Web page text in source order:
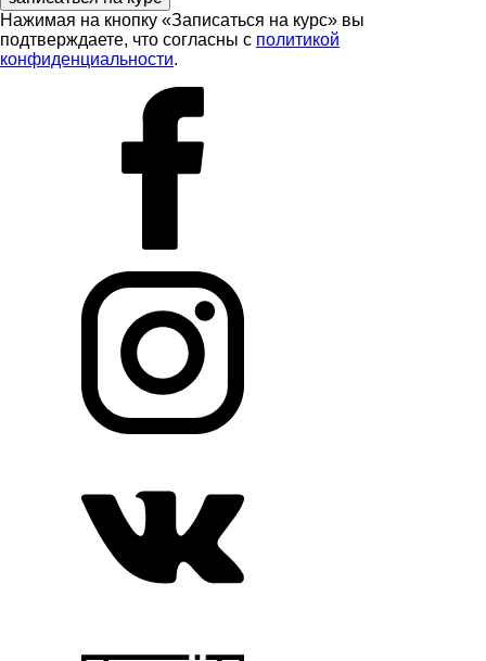
Нажимая на кнопку «Записаться на курс» вы
подтверждаете, что согласны с политикой
конфиденциальности.